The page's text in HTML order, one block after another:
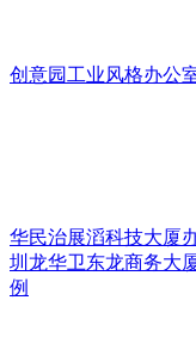
创意园工业风格办公
华民治展滔科技大厦
圳龙华卫东龙商务大
例